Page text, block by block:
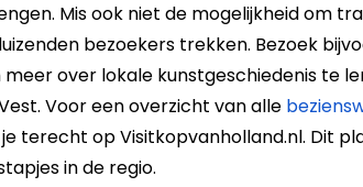
Mis ook niet de mogelijkheid om
bezoekers trekken. Bezoek
over lokale kunstgeschiedenis te
Voor een overzicht van alle
je terecht op Visitkopvanholland.nl​. Dit
in de regio.